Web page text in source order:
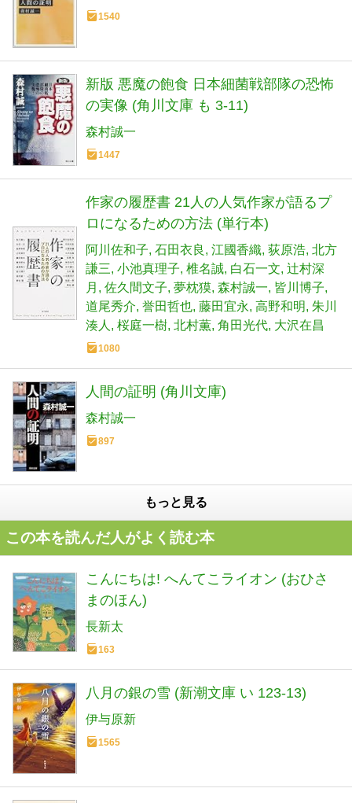
1540
新版 悪魔の飽食 日本細菌戦部隊の恐怖
の実像 (角川文庫 も 3-11)
森村誠一
1447
作家の履歴書 21人の人気作家が語るプ
ロになるための方法 (単行本)
阿川佐和子 石田衣良 江國香織 荻原浩 北方
謙三 小池真理子 椎名誠 白石一文 辻村深
月
佐久間文子 夢枕獏 森村誠一 皆川博子
道尾秀介 誉田哲也 藤田宜永 高野和明 朱川
湊人
桜庭一樹 北村薫 角田光代 大沢在昌
1080
人間の証明 (角川文庫)
森村誠一
897
もっと見る
この本を読んだ人がよく読む本
こんにちは! へんてこライオン (おひさ
まのほん)
長新太
163
八月の銀の雪 (新潮文庫 い 123-13)
伊与原新
1565